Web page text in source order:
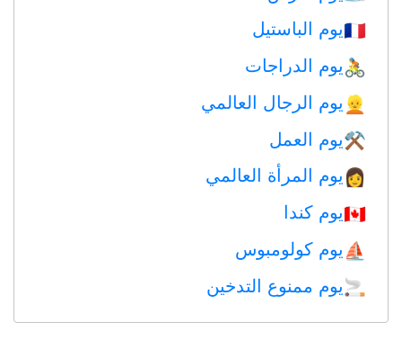
🇫🇷يوم الباستيل
🚴يوم الدراجات
👱 يوم الرجال العالمي
⚒️يوم العمل
👩 يوم المرأة العالمي
🇨🇦يوم كندا
⛵️ يوم كولومبوس
🚬يوم ممنوع التدخين